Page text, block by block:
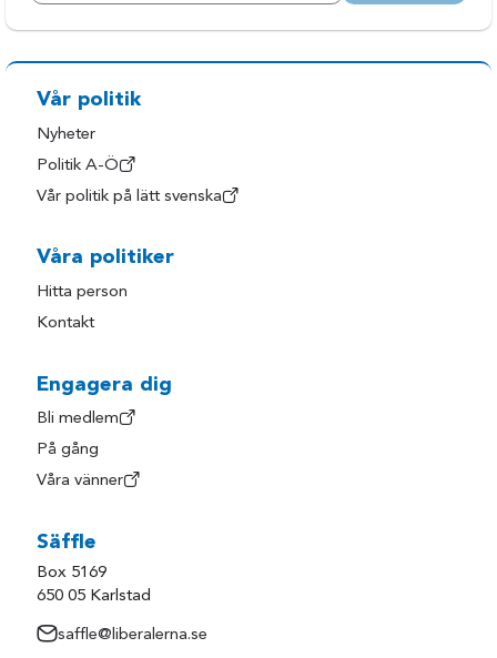
Vår politik
Nyheter
Politik A-Ö
Vår politik på lätt svenska
Våra politiker
Hitta person
Kontakt
Engagera dig
Bli medlem
På gång
Våra vänner
Säffle
Box 5169
650 05 Karlstad
saffle@liberalerna.se